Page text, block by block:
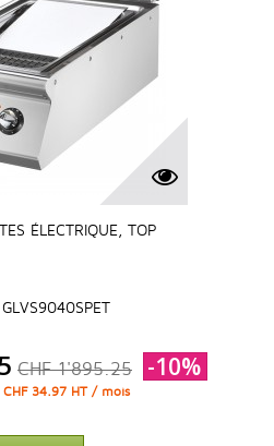
ÉLECTRIQUE, TOP
CHF 1'895.25 -10%
CHF 34.97 HT / mois